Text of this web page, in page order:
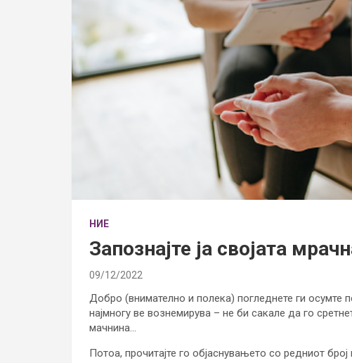
НИЕ
Запознајте ја својата
09/12/2022
Добро (внимателно и полека) погледнете ги осумте
најмногу ве вознемирува – не би сакале да го
мачнина…
Потоа, прочитајте го објаснувањето со редниот